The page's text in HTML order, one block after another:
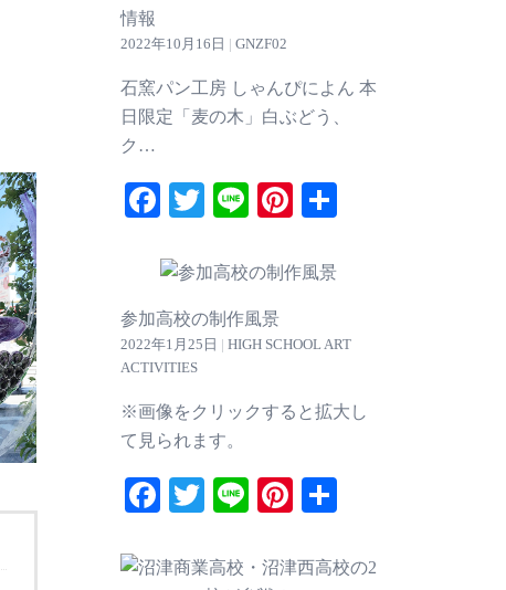
情報
2022年10月16日 GNZF02
石窯パン工房 しゃんぴによん 本
日限定「麦の木」白ぶどう、
ク…
Facebook
TwitterLinePinterest
参加高校の制作風景
2022年1月25日
HIGH SCHOOL ART
ACTIVITIES
※画像をクリックすると拡大し
て見られます。
Facebook
TwitterLinePinterest